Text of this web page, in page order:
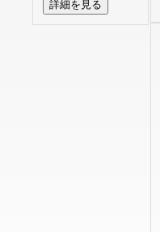
詳細を見る